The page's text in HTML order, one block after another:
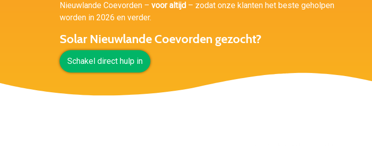
Nieuwlande Coevorden – voor altijd – zodat onze klanten het beste geholpen
worden in 2026 en verder.
Solar Nieuwlande Coevorden gezocht?
Schakel direct hulp in